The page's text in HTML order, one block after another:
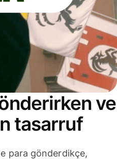
ve
tasarruf
para gönderdikçe,